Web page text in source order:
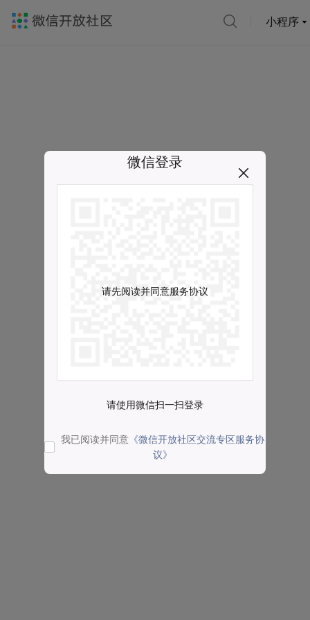
小程序
微信登录
请先阅读并同意服务协议
请使用微信扫一扫登录
我已阅读并同意 《微信开放社区交流专区服务协
议》